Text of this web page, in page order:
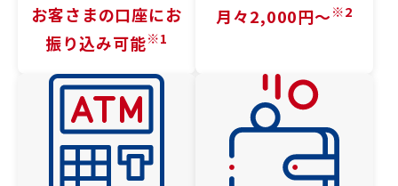
お客さまの口座にお
振り込み可能※1
月々2,000円〜※2